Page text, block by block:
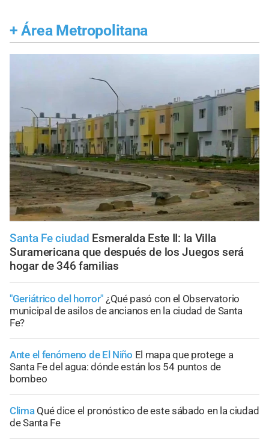
+ Área Metropolitana
Santa Fe ciudad Esmeralda Este II: la Villa
Suramericana que después de los Juegos será
hogar de 346 familias
"Geriátrico del horror" ¿Qué pasó con el Observatorio
municipal de asilos de ancianos en la ciudad de Santa
Fe?
Ante el fenómeno de El Niño El mapa que protege a
Santa Fe del agua: dónde están los 54 puntos de
bombeo
Clima Qué dice el pronóstico de este sábado en la ciudad
de Santa Fe